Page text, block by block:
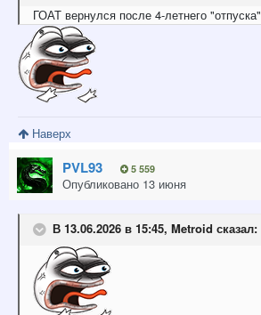
ГОАТ вернулся после 4-летнего "отпуска"
Наверх
PVL93 5 559
Опубликовано 13 июня
В 13.06.2026 в 15:45, Metroid сказал: